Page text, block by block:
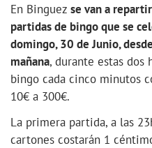
En Binguez se van a
partidas de bingo que se
domingo, 30 de Junio,
mañana, durante estas dos
bingo cada cinco minutos
10€ a 300€.
La primera partida, a las
cartones costarán 1